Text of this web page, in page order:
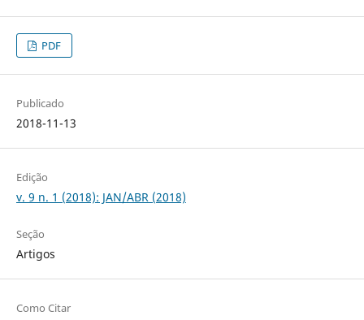
PDF
Publicado
2018-11-13
Edição
v. 9 n. 1 (2018): JAN/ABR (2018)
Seção
Artigos
Como Citar